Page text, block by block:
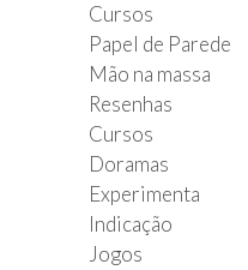
Cursos
Papel de Parede
Mão na massa
Resenhas
Cursos
Doramas
Experimenta
Indicação
Jogos